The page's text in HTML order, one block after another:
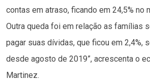
contas em atraso, ficando em 24,5% no
Outra queda foi em relação as famílias
pagar suas dívidas, que ficou em 2,4%,
desde agosto de 2019”, acrescenta o
Martinez.